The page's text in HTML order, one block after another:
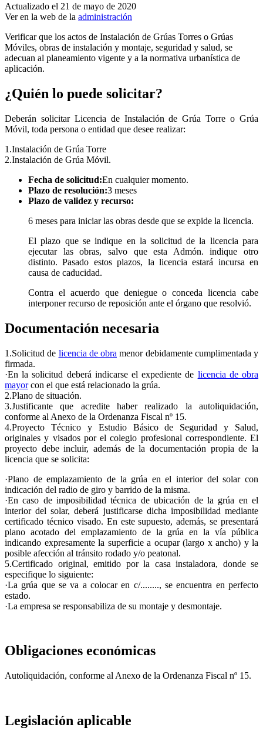
Actualizado el 21 de mayo de 2020
Ver en la web de la administración
Verificar que los actos de Instalación de Grúas Torres o Grúas
Móviles, obras de instalación y montaje, seguridad y salud, se
adecuan al planeamiento vigente y a la normativa urbanística de
aplicación.
¿Quién lo puede solicitar?
Deberán solicitar Licencia de Instalación de Grúa Torre o Grúa
Móvil, toda persona o entidad que desee realizar:
1.Instalación de Grúa Torre
2.Instalación de Grúa Móvil.
Fecha de solicitud:En cualquier momento.
Plazo de resolución:3 meses
Plazo de validez y recurso:
6 meses para iniciar las obras desde que se expide la licencia.
El plazo que se indique en la solicitud de la licencia para
ejecutar las obras, salvo que esta Admón. indique otro
distinto. Pasado estos plazos, la licencia estará incursa en
causa de caducidad.
Contra el acuerdo que deniegue o conceda licencia cabe
interponer recurso de reposición ante el órgano que resolvió.
Documentación necesaria
1.Solicitud de licencia de obra menor debidamente cumplimentada y
firmada.
·En la solicitud deberá indicarse el expediente de licencia de obra
mayorcon el que está relacionado la grúa.
2.Plano de situación.
3.Justificante que acredite haber realizado la autoliquidación,
conforme al Anexo de la Ordenanza Fiscal nº 15.
4.Proyecto Técnico y Estudio Básico de Seguridad y Salud,
originales y visados por el colegio profesional correspondiente. El
proyecto debe incluir, además de la documentación propia de la
licencia que se solicita:
·Plano de emplazamiento de la grúa en el interior del solar con
indicación del radio de giro y barrido de la misma.
·En caso de imposibilidad técnica de ubicación de la grúa en el
interior del solar, deberá justificarse dicha imposibilidad mediante
certificado técnico visado. En este supuesto, además, se presentará
plano acotado del emplazamiento de la grúa en la vía pública
indicando expresamente la superficie a ocupar (largo x ancho) y la
posible afección al tránsito rodado y/o peatonal.
5.Certificado original, emitido por la casa instaladora, donde se
especifique lo siguiente:
·La grúa que se va a colocar en c/........, se encuentra en perfecto
estado.
·La empresa se responsabiliza de su montaje y desmontaje.
Obligaciones económicas
Autoliquidación, conforme al Anexo de la Ordenanza Fiscal nº 15.
Legislación aplicable